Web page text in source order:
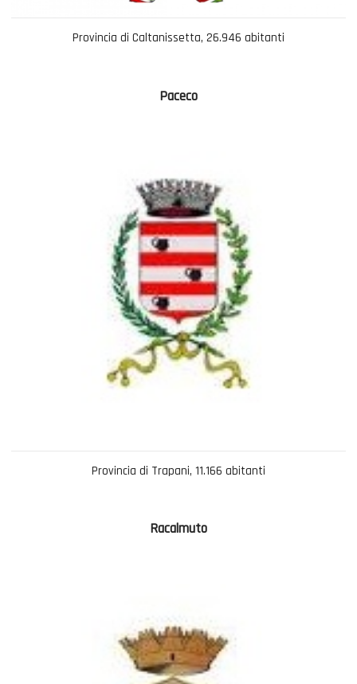
Provincia di Caltanissetta, 26.946 abitanti
Paceco
Provincia di Trapani, 11.166 abitanti
Racalmuto